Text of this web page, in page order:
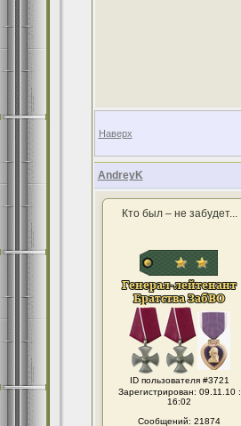
Наверх
AndreyK
Кто был – не забудет...
ID пользователя #3721
Зарегистрирован: 09.11.10 :
16:02
Сообщений: 21874